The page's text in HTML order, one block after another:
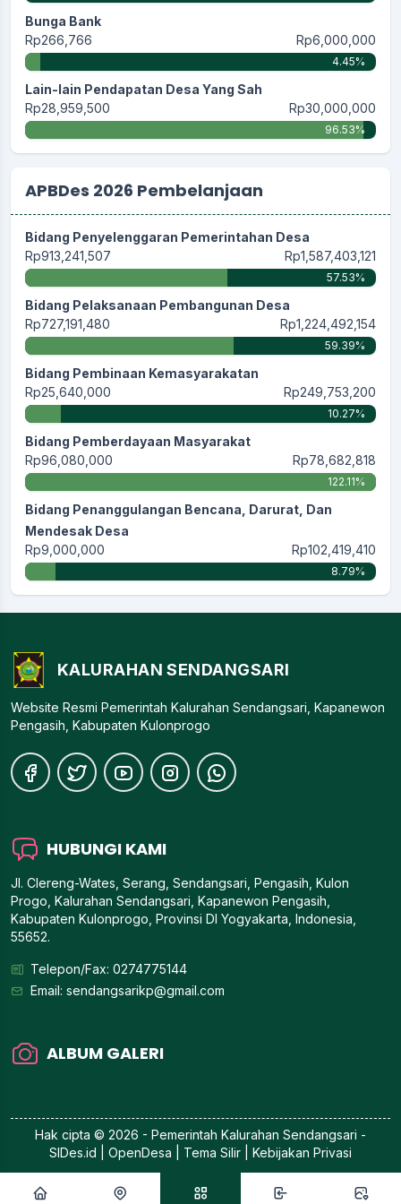
Bunga Bank
Rp266,766
Rp6,000,000
4.45%
Lain-lain Pendapatan Desa Yang Sah
Rp28,959,500
Rp30,000,000
96.53%
APBDes 2026 Pembelanjaan
Bidang Penyelenggaran Pemerintahan Desa
Rp913,241,507
Rp1,587,403,121
57.53%
Bidang Pelaksanaan Pembangunan Desa
Rp727,191,480
Rp1,224,492,154
59.39%
Bidang Pembinaan Kemasyarakatan
Rp25,640,000
Rp249,753,200
10.27%
Bidang Pemberdayaan Masyarakat
Rp96,080,000
Rp78,682,818
122.11%
Bidang Penanggulangan Bencana, Darurat, Dan
Mendesak Desa
Rp9,000,000
Rp102,419,410
8.79%
KALURAHAN SENDANGSARI
Website Resmi Pemerintah Kalurahan Sendangsari, Kapanewon
Pengasih, Kabupaten Kulonprogo
HUBUNGI KAMI
Jl. Clereng-Wates, Serang, Sendangsari, Pengasih, Kulon
Progo, Kalurahan Sendangsari, Kapanewon Pengasih,
Kabupaten Kulonprogo, Provinsi DI Yogyakarta, Indonesia,
55652.
Telepon/Fax: 0274775144
Email: sendangsarikp@gmail.com
ALBUM GALERI
Hak cipta © 2026 - Pemerintah Kalurahan Sendangsari -
SIDes.id
| OpenDesa | Tema Silir | Kebijakan Privasi